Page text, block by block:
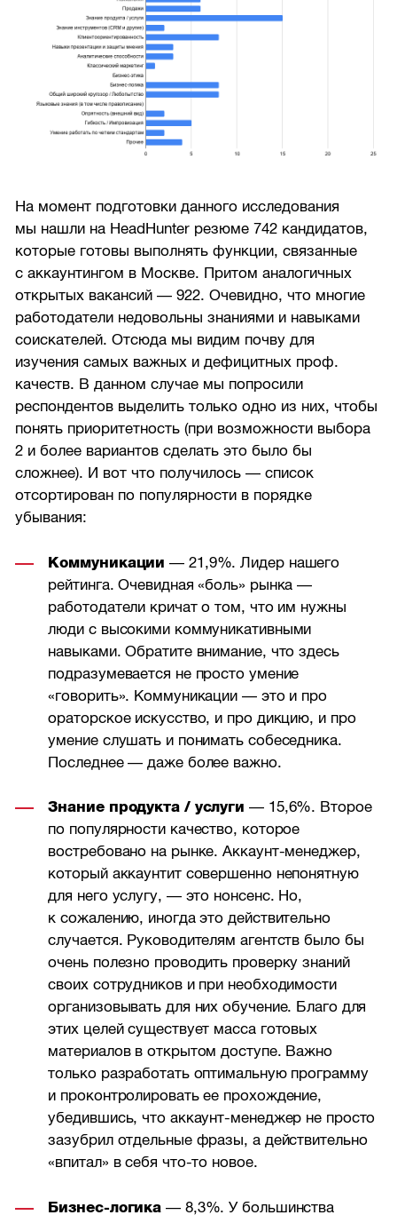
На момент подготовки данного исследования
мы нашли на HeadHunter резюме 742 кандидатов,
которые готовы выполнять функции, связанные
с аккаунтингом в Москве. Притом аналогичных
открытых вакансий — 922. Очевидно, что многие
работодатели недовольны знаниями и навыками
соискателей. Отсюда мы видим почву для
изучения самых важных и дефицитных проф.
качеств. В данном случае мы попросили
респондентов выделить только одно из них, чтобы
понять приоритетность (при возможности выбора
2 и более вариантов сделать это было бы
сложнее). И вот что получилось — список
отсортирован по популярности в порядке
убывания:
Коммуникации — 21,9%. Лидер нашего
рейтинга. Очевидная «боль» рынка —
работодатели кричат о том, что им нужны
люди с высокими коммуникативными
навыками. Обратите внимание, что здесь
подразумевается не просто умение
«говорить». Коммуникации — это и про
ораторское искусство, и про дикцию, и про
умение слушать и понимать собеседника.
Последнее — даже более важно.
Знание продукта / услуги — 15,6%. Второе
по популярности качество, которое
востребовано на рынке. Аккаунт-менеджер,
который аккаунтит совершенно непонятную
для него услугу, — это нонсенс. Но,
к сожалению, иногда это действительно
случается. Руководителям агентств было бы
очень полезно проводить проверку знаний
своих сотрудников и при необходимости
организовывать для них обучение. Благо для
этих целей существует масса готовых
материалов в открытом доступе. Важно
только разработать оптимальную программу
и проконтролировать ее прохождение,
убедившись, что аккаунт-менеджер не просто
зазубрил отдельные фразы, а действительно
«впитал» в себя что-то новое.
Бизнес-логика — 8,3%. У большинства